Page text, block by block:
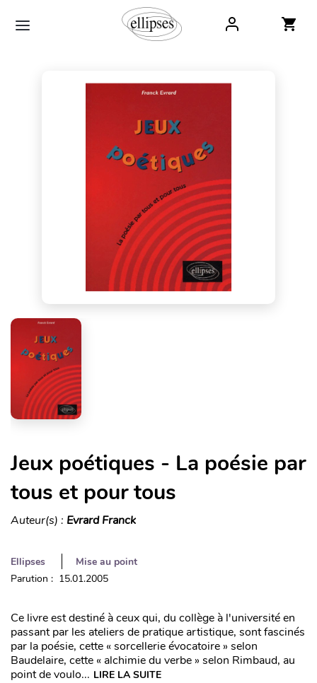
Jeux poétiques - La poésie par
tous et pour tous
Auteur(s) : Evrard Franck
Ellipses
Mise au point
Parution : 15.01.2005
Ce livre est destiné à ceux qui, du collège à l'université en
passant par les ateliers de pratique artistique, sont fascinés
par la poésie, cette « sorcellerie évocatoire » selon
Baudelaire, cette « alchimie du verbe » selon Rimbaud, au
point de voulo... LIRE LA SUITE